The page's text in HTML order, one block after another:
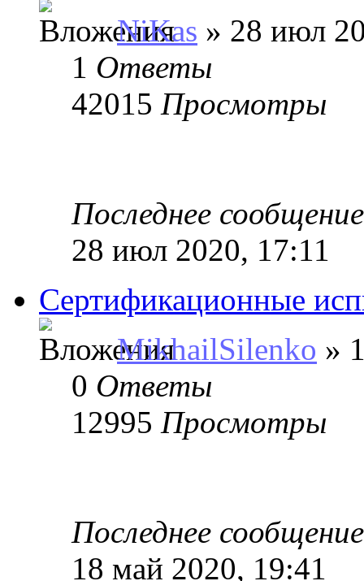
NiKas » 28 июл
1 Ответы
42015 Просмотры
Последнее
28 июл 2020, 17:11
Сертификационные
MikhailSilenko »
0 Ответы
12995 Просмотры
Последнее
18 май 2020, 19:41